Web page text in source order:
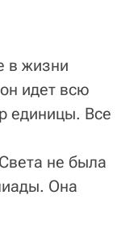
в жизни
идет всю
единицы. Все
не была
Она